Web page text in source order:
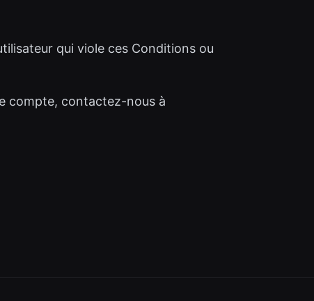
qui viole ces Conditions ou
compte, contactez-nous à